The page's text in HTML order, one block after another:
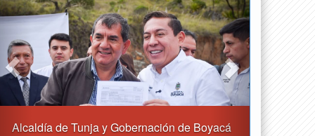
Reporte del tiempo en Boyacá para el viernes